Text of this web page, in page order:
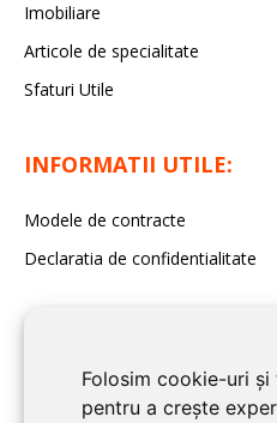
Folosim cookie-uri
pentru a crește
Imobiliare
Articole de specialitate
Sfaturi Utile
INFORMATII UTILE:
Modele de contracte
Declaratia de confidentialitate